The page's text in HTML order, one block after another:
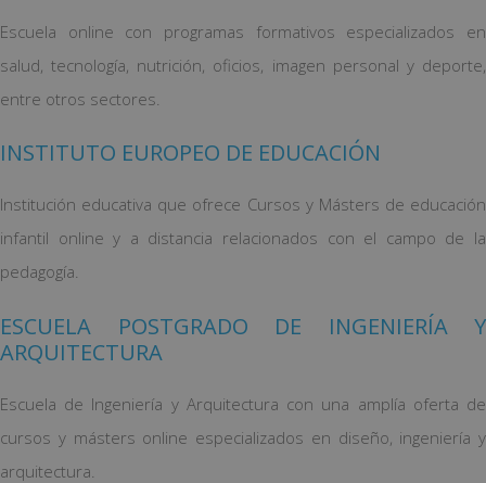
Escuela online con programas formativos especializados en
salud, tecnología, nutrición, oficios, imagen personal y deporte,
entre otros sectores.
INSTITUTO EUROPEO DE EDUCACIÓN
Institución educativa que ofrece Cursos y Másters de educación
infantil online y a distancia relacionados con el campo de la
pedagogía.
ESCUELA POSTGRADO DE INGENIERÍA Y
ARQUITECTURA
Escuela de Ingeniería y Arquitectura con una amplía oferta de
cursos y másters online especializados en diseño, ingeniería y
arquitectura.